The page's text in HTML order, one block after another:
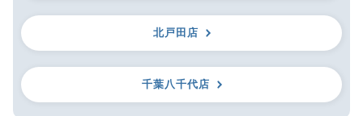
北戸田店
千葉八千代店